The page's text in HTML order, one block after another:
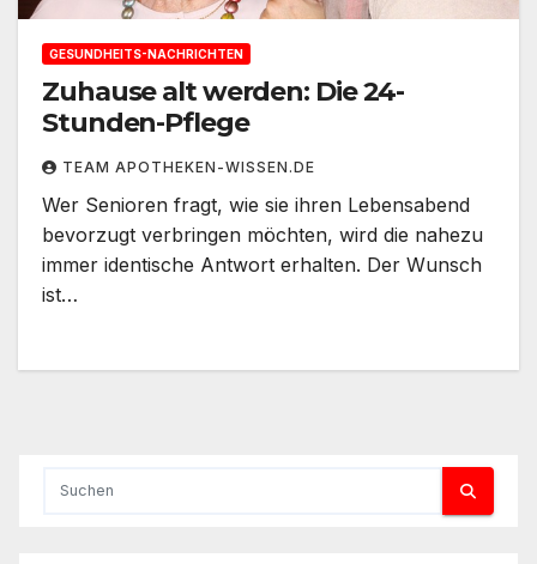
GESUNDHEITS-NACHRICHTEN
Zuhause alt werden: Die 24-
Stunden-Pflege
TEAM APOTHEKEN-WISSEN.DE
Wer Senioren fragt, wie sie ihren Lebensabend
bevorzugt verbringen möchten, wird die nahezu
immer identische Antwort erhalten. Der Wunsch
ist…